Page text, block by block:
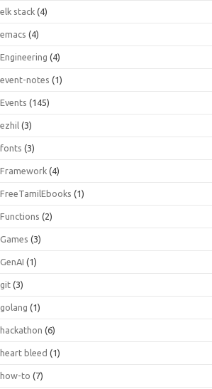
elk stack (4)
emacs (4)
Engineering (4)
event-notes (1)
Events (145)
ezhil (3)
fonts (3)
Framework (4)
FreeTamilEbooks (1)
Functions (2)
Games (3)
GenAI (1)
git (3)
golang (1)
hackathon (6)
heart bleed (1)
how-to (7)